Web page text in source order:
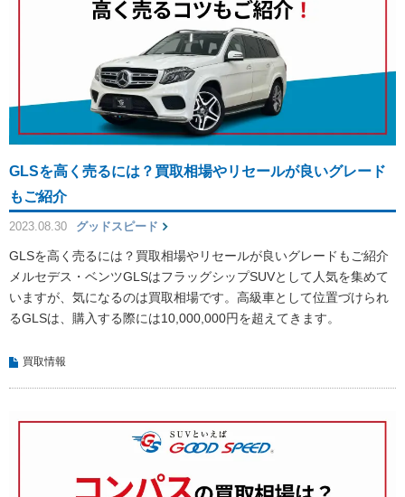
GLSを高く売るには？買取相場やリセールが良いグレード
もご紹介
2023.08.30 グッドスピード
GLSを高く売るには？買取相場やリセールが良いグレードもご紹介
メルセデス・ベンツGLSはフラッグシップSUVとして人気を集めて
いますが、気になるのは買取相場です。高級車として位置づけられ
るGLSは、購入する際には10,000,000円を超えてきます。
買取情報